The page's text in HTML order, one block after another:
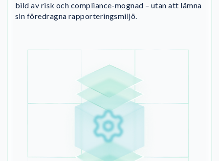
bild av risk och compliance-mognad – utan att lämna
sin föredragna rapporteringsmiljö.